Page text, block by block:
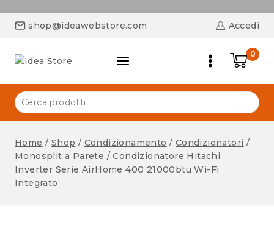
shop@ideawebstore.com Accedi
0
Home / Shop / Condizionamento / Condizionatori /
Monosplit a Parete / Condizionatore Hitachi
Inverter Serie AirHome 400 21000btu Wi-Fi
Integrato